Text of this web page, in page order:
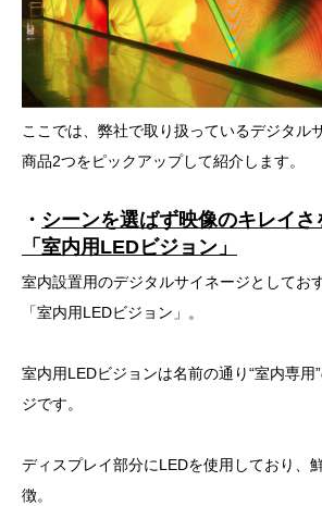
ここでは、弊社で取り扱っているデジタル
商品2つをピックアップして紹介します。
・ シーンを選ばず映像のキレイさ
「室内用LEDビジョン」
室内設置用のデジタルサイネージとしてお
「室内用LEDビジョン」。
室内用LEDビジョンは名前の通り“室内専用
ジです。
ディスプレイ部分にLEDを使用しており、
徴。